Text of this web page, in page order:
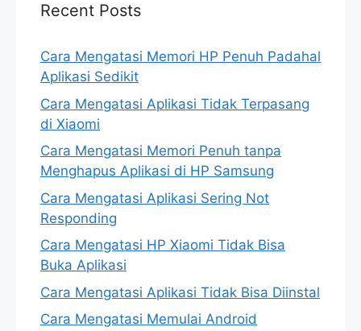
Recent Posts
Cara Mengatasi Memori HP Penuh Padahal
Aplikasi Sedikit
Cara Mengatasi Aplikasi Tidak Terpasang
di Xiaomi
Cara Mengatasi Memori Penuh tanpa
Menghapus Aplikasi di HP Samsung
Cara Mengatasi Aplikasi Sering Not
Responding
Cara Mengatasi HP Xiaomi Tidak Bisa
Buka Aplikasi
Cara Mengatasi Aplikasi Tidak Bisa Diinstal
Cara Mengatasi Memulai Android